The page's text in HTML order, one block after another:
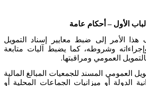
الباب الأول – أحكام عامة
الأمر إلى ضبط معايير إسناد التمويل
وشروطه، كما يضبط آليات متابعة
العمومي ومراقبتها.
العمومي المسند للجمعيات المبالغ المالية
الدولة أو ميزانيات الجماعات المحلية أو